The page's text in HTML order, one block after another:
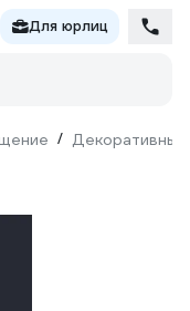
Для юрлиц
/ Декоративный